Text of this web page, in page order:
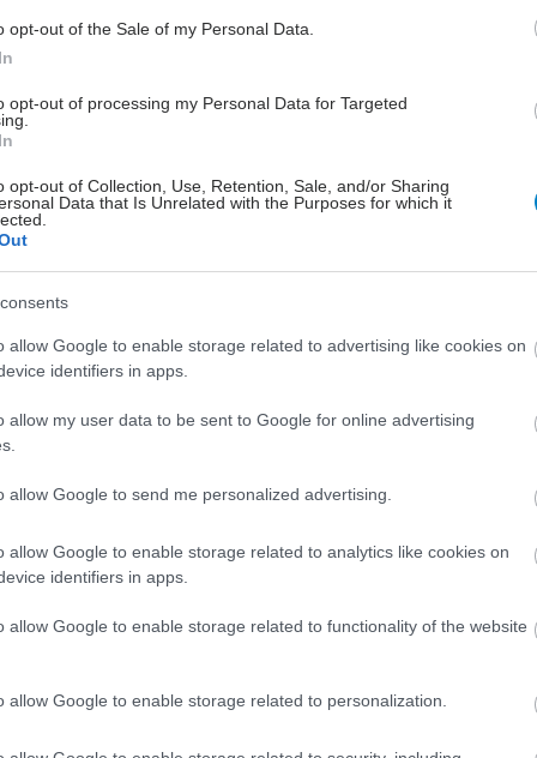
opt-out of the Sale of my Personal Data.
opt-out of processing my Personal Data for Targeted
opt-out of Collection, Use, Retention, Sale, and/or Sharing
Data that Is Unrelated with the Purposes for which it
allow Google to enable storage related to advertising like cookies on
identifiers in apps.
allow my user data to be sent to Google for online advertising
allow Google to send me personalized advertising.
allow Google to enable storage related to analytics like cookies on
identifiers in apps.
allow Google to enable storage related to functionality of the website
allow Google to enable storage related to personalization.
καρδιακή λειτουργία και μειωμένο ουλώδη
μετά από προσομοιωμένη καρδιακή
67% των ζώων με έλλειψη γονιδίου GPNMB
επίσης ανακάλυψαν ότι η GPNMB προσδένεται
GPR39, που εθεωρείτο ορφανός.
προκαλεί έναν καταρράκτη σημάτων που
αναγέννηση ιστών και τον περιορισμό του
δείχνει τη δυνατότητα της GPNMB ως
μπορεί να περιορίσει τον ουλώδη ιστό, να βελτιώσει